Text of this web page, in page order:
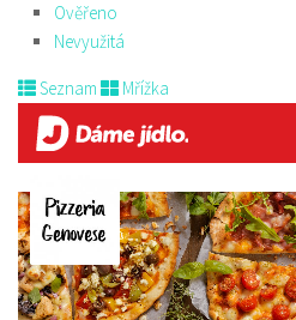
Ověřeno
Nevyužitá
Seznam Mřížka